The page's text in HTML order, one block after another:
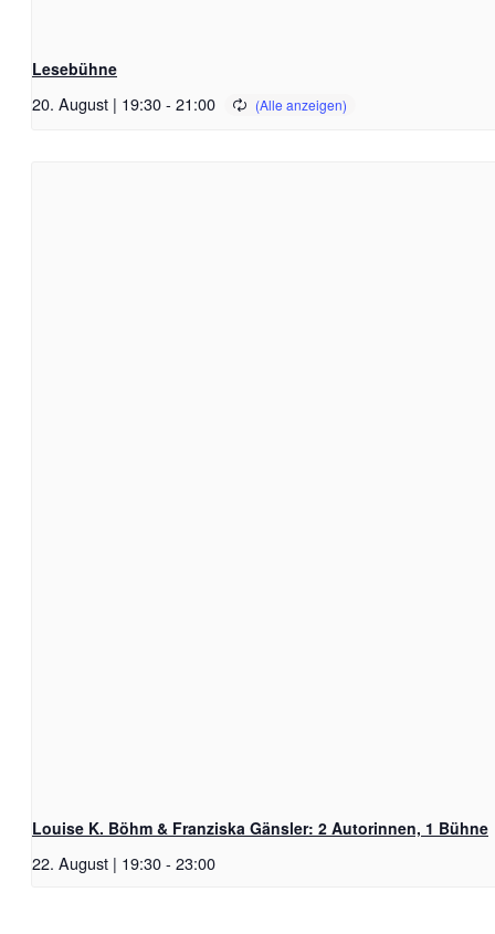
Lesebühne
20. August | 19:30- 21:00
Louise K. Böhm & Franziska Gänsler: 2 Autorinnen, 1 Bühne
22. August | 19:30- 23:00